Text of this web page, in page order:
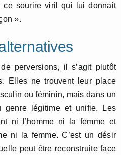
ce sourire viril qui lui donnait
».
perversions, il s’agit plutôt
Elles ne trouvent leur place
ou féminin, mais dans un
genre légitime et unifie. Les
ni l’homme ni la femme et
ni la femme. C’est un désir
peut être reconstruite face